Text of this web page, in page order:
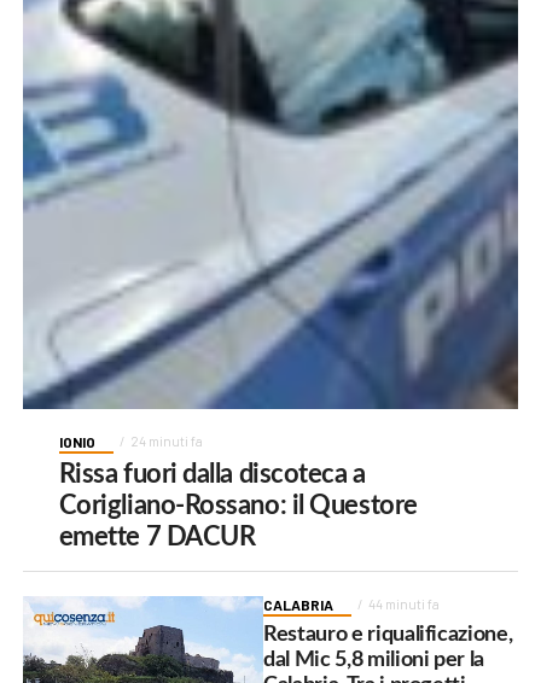
IONIO 24 minuti fa
Rissa fuori dalla discoteca a
Corigliano-Rossano: il Questore
emette 7 DACUR
CALABRIA 44 minuti fa
Restauro e riqualificazione,
dal Mic 5,8 milioni per la